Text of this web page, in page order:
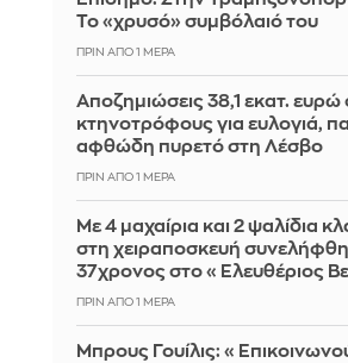
Το «χρυσό» συμβόλαιό του
ΠΡΙΝ ΑΠΌ 1 ΜΈΡΑ
Αποζημιώσεις 38,1 εκατ. ευρώ
κτηνοτρόφους για ευλογιά,
αφθώδη πυρετό στη Λέσβο
ΠΡΙΝ ΑΠΌ 1 ΜΈΡΑ
Με 4 μαχαίρια και 2 ψαλίδια
στη χειραποσκευή συνελήφθη
37χρονος στο «Ελευθέριος
ΠΡΙΝ ΑΠΌ 1 ΜΈΡΑ
Μπρους Γουίλις: